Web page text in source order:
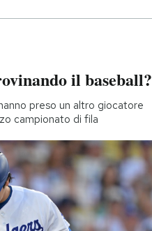
il baseball?
preso un altro giocatore
campionato di fila